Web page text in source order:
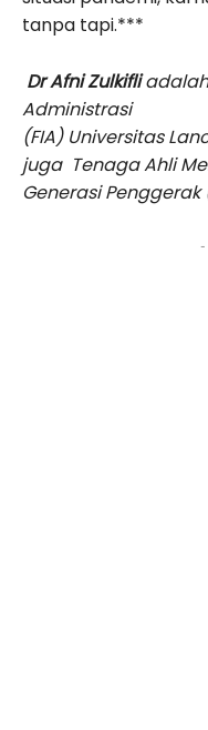
tanpa tapi.***
Dr Afni Zulkifliadalah
Administrasi
(FIA) Universitas
juga Tenaga Ahli
Generasi Penggerak
-